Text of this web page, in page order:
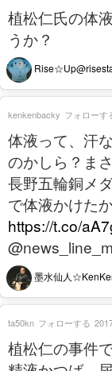
植松仁氏の体
うか？
体液って、汗
のかしら？ま
長野五輪銅メ
で体液かけた
https://t.co/
墨水仙人
kenkenbacky フォローす
植松仁の事件
ta50kn フォローする